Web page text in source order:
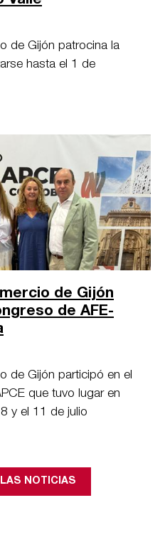
de Gijón patrocina la
hasta el 1 de
de Gijón
de AFE-
de Gijón participó en el
que tuvo lugar en
y el 11 de julio
NOTICIAS